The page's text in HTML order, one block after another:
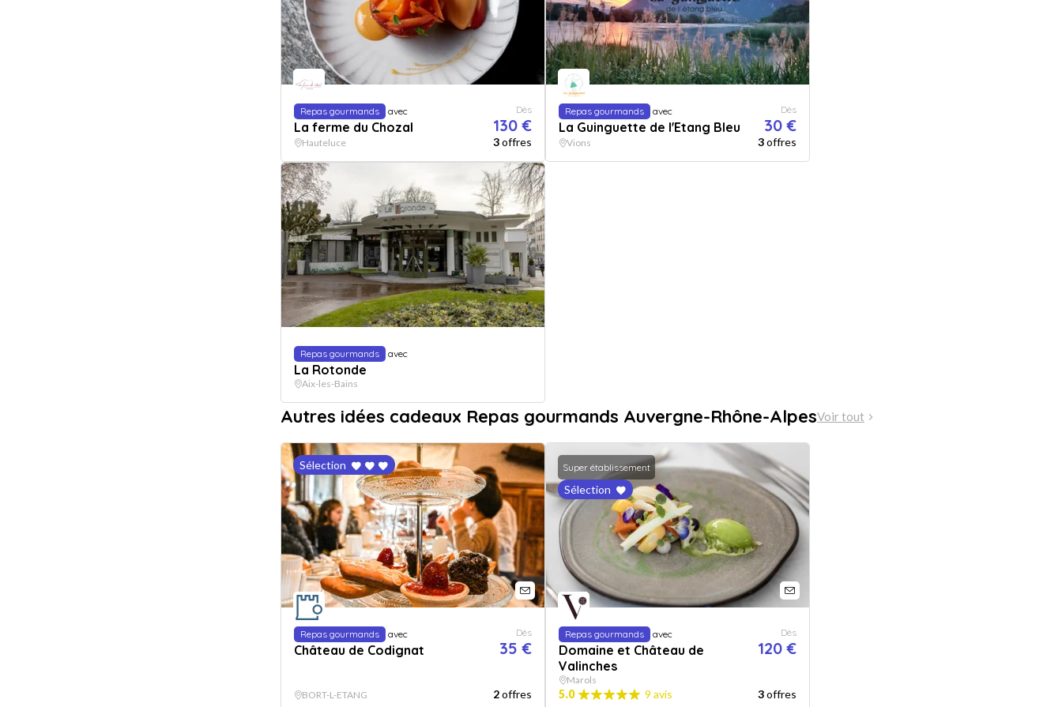
Repas gourmands avec
La ferme du Chozal
Dès
130 €
Hauteluce 3offres
Repas gourmands avec
La Guinguette de l'Etang Bleu
Dès
30 €
Vions 3offres
Repas gourmands avec
La Rotonde
Aix-les-Bains
Autres idées cadeaux Repas gourmands Auvergne-Rhône-AlpesVoir tout
Sélection
Repas gourmands avec
Château de Codignat
Dès
35 €
BORT-L-ETANG 2offres
Super établissement
Sélection
Repas gourmands avec
Domaine et Château de
Valinches
Dès
120 €
Marols
5.0 9 avis 3offres